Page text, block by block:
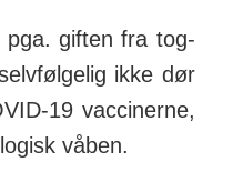
pga. giften fra tog­
ikke dør
19 vac­cinerne,
våben.